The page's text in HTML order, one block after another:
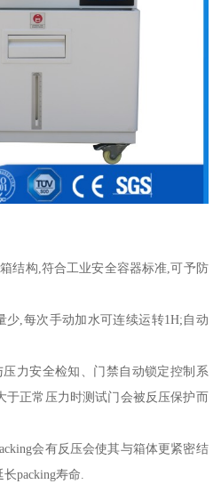
结构,符合工业安全容器标准,可予防
少,每次手动加水可连续运转1H;自动
力安全检知、门禁自动锁定控制系
于正常压力时测试门会被反压保护而
会有反压会使其与箱体更紧密结
packing寿命.